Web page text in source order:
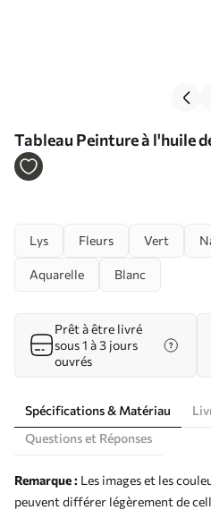
Tableau Peinture à l'huile
s39827
Lys Fleurs Vert
Aquarelle Blanc
Prêt à être livré
sous 1 à 3 jours
ouvrés
Spécifications & Matériau
Questions et Réponses
Remarque : Les images et les
peuvent différer légèrement de